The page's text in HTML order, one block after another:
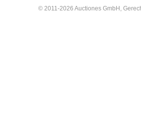
© 2011-2026 Auctiones GmbH,